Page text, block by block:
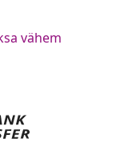
vähem